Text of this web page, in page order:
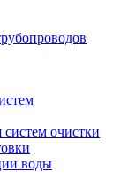
очистки
воды